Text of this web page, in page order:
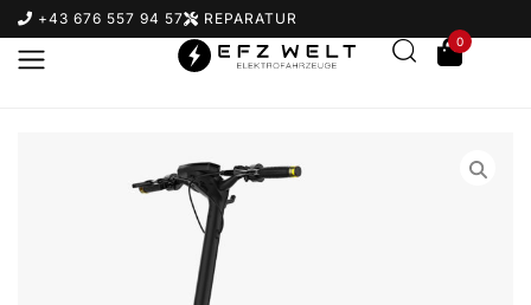
+43 676 557 94 57 REPARATUR
0